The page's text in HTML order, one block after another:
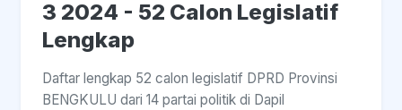
3 2024 - 52 Calon Legislatif
Lengkap
Daftar lengkap 52 calon legislatif DPRD Provinsi
BENGKULU dari 14 partai politik di Dapil